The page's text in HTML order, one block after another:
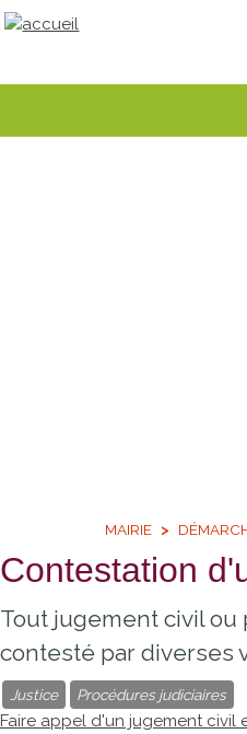
MAIRIE
Contestation
Tout jugement civil ou
contesté par diverses
Justice Procédures judiciaires
Faire appel d'un jugement civil